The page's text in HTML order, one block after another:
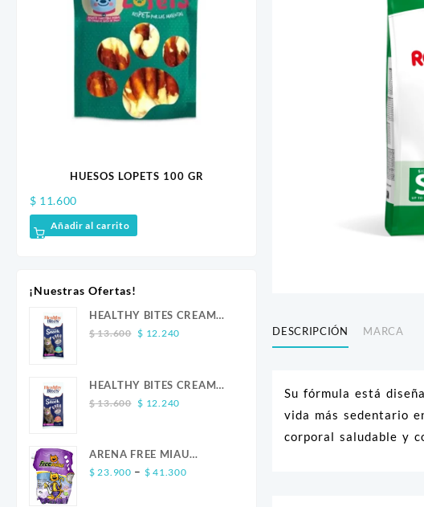
HUESOS LOPETS 100 GR
$ 11.600
Añadir al carrito
WOW CAN SALMON
¡Nuestras Ofertas!
HEALTHY BITES CREAM
GATO ATUN 4 UND
$13.600 Original
$ 13.600.
$ 12.240Current
$ 12.240.
HEALTHY BITES CREAM
GATO SALMON 4 UND
$13.600 Original
$ 13.600.
$ 12.240Current
$ 12.240.
ARENA FREE MIAU
LAVANDA
$ 23.900 – $ 41.300Price
DESCRIPCIÓN MARCA
Su fórmula está
vida más sedentario
corporal saludable y